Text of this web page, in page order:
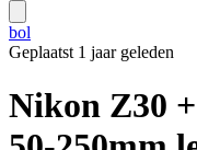
bol
Geplaatst 1 jaar geleden
Nikon Z30